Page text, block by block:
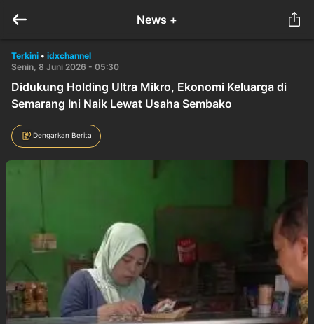
News +
Terkini • idxchannel
Senin, 8 Juni 2026 - 05:30
Didukung Holding Ultra Mikro, Ekonomi Keluarga di
Semarang Ini Naik Lewat Usaha Sembako
Dengarkan Berita